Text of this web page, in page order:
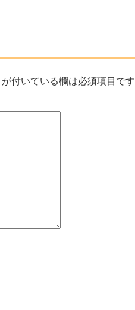
が付いている欄は必須項目です